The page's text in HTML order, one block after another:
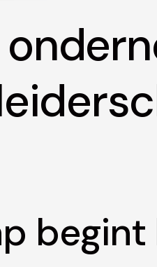
begint